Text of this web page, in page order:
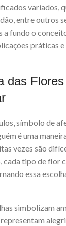
variados,
entre outros
a fundo o
práticas
das
símbolo de
é uma
vezes são
cada tipo de flor
essa
simbolizam